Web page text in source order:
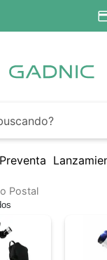
Preventa
Postal